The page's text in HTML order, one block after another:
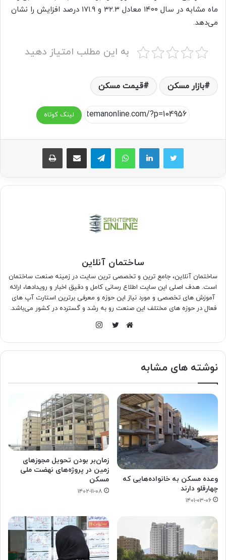
ماه مشابه در سال ۱۴۰۰ معادل ۳۲.۳ و ۱۷۱.۹ درصد افزایش را نشان
می‌دهد.
به این مطلب امتیاز دهید
بازار مسکن قیمت مسکن
لینک کوتاه
واتس آپ تلگرام اشتراک گذاری از طریق ایمیل چاپ
ساختمان آنلاین
ساختمان آنلاین، جامع ترین و تخصصی ترین سایت در زمینه صنعت ساختمان
است. هدف اصلی این سایت اطلاع رسانی کامل و دقیق اخبار و رویدادها، ارائه
آموزش های تخصصی و مورد نیاز این حوزه و معرفی برترین استارت آپ های
فعال در حوزه های مختلف این صنعت رو به رشد و گسترده در کشور می‌باشد.
نوشته های مشابه
وعده مسکن به خانواده‌هایی که
چهارقلو دارند
۱۴۰۱-۰۳-۰۶
زمان‌بر بودن تحویل مجوزهای
زمین در پروژه‌های نهضت ملی
مسکن
۱۴۰۲-۱۱-۰۸